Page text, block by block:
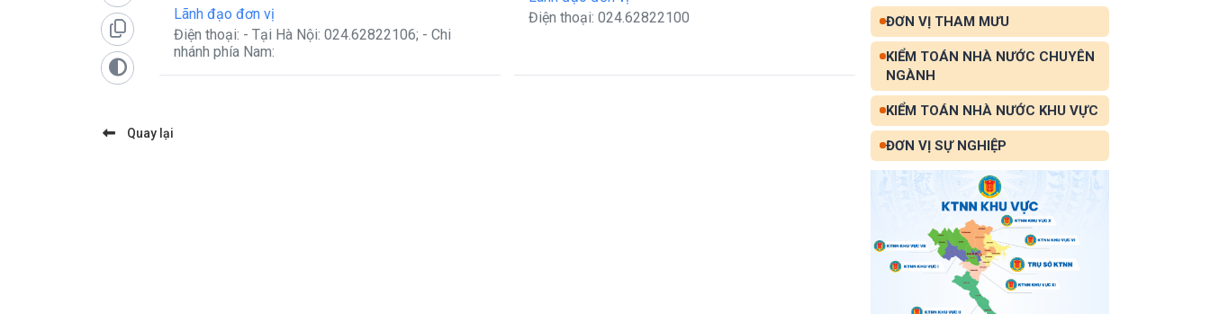
Lãnh đạo đơn vị
Điện thoại: - Tại Hà Nội: 024.62822106; - Chi
nhánh phía Nam:
Điện thoại: 024.62822100
Quay lại
ĐƠN VỊ THAM MƯU
KIỂM TOÁN NHÀ NƯỚC CHUYÊN
NGÀNH
KIỂM TOÁN NHÀ NƯỚC KHU VỰC
ĐƠN VỊ SỰ NGHIỆP